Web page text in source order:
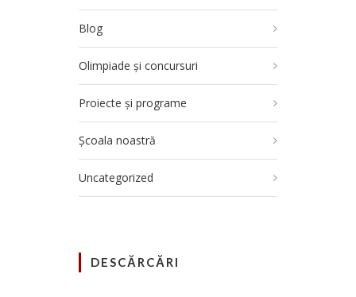
Blog
Olimpiade și concursuri
Proiecte și programe
Școala noastră
Uncategorized
DESCĂRCĂRI